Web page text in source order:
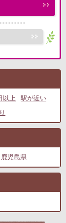
以上
駅が近い
鹿児島県